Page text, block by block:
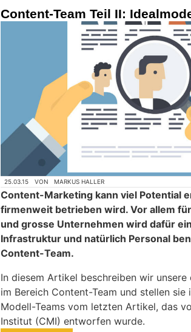
Content-Team Teil II:
25.03.15 VON MARKUS HALLER
Content-Marketing kann viel Potential
firmenweit betrieben wird. Vor allem
und grosse Unternehmen wird dafür
Infrastruktur und natürlich Personal
Content-Team.
In diesem Artikel beschreiben wir unsere
im Bereich Content-Team und stellen sie
Modell-Teams vom letzten Artikel, das
Institut (CMI) entworfen wurde.